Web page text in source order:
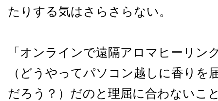
たりする気はさらさらない。
「オンラインで遠隔アロマヒーリン
（どうやってパソコン越しに香りを
だろう？）だのと理屈に合わないこ